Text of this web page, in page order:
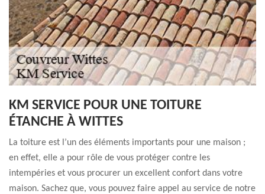
KM SERVICE POUR UNE TOITURE
ÉTANCHE À WITTES
La toiture est l’un des éléments importants pour une maison ;
en effet, elle a pour rôle de vous protéger contre les
intempéries et vous procurer un excellent confort dans votre
maison. Sachez que, vous pouvez faire appel au service de notre